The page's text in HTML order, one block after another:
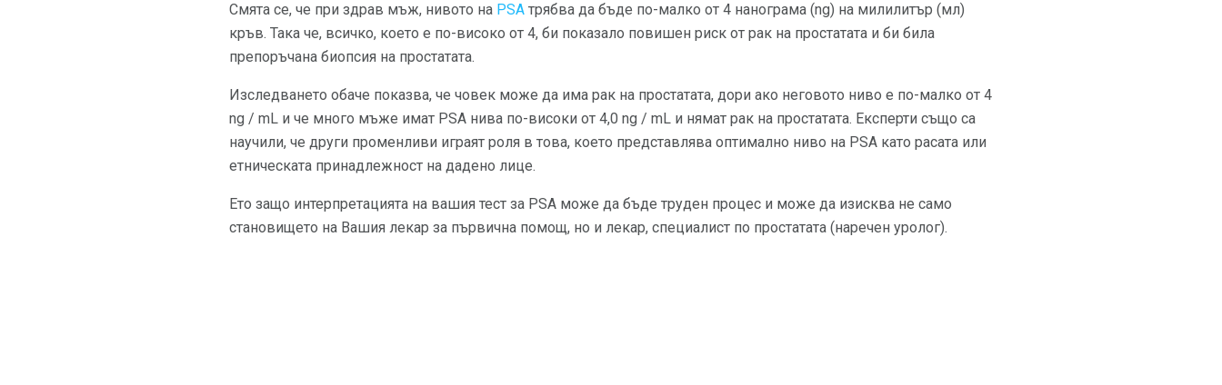
Смята се, че при здрав мъж, нивото на PSA трябва да бъде по-малко от 4 нанограма (ng) на милилитър (мл)
кръв. Така че, всичко, което е по-високо от 4, би показало повишен риск от рак на простатата и би била
препоръчана биопсия на простатата.
Изследването обаче показва, че човек може да има рак на простатата, дори ако неговото ниво е по-малко от 4
ng / mL и че много мъже имат PSA нива по-високи от 4,0 ng / mL и нямат рак на простатата. Експерти също са
научили, че други променливи играят роля в това, което представлява оптимално ниво на PSA като расата или
етническата принадлежност на дадено лице.
Ето защо интерпретацията на вашия тест за PSA може да бъде труден процес и може да изисква не само
становището на Вашия лекар за първична помощ, но и лекар, специалист по простатата (наречен уролог).